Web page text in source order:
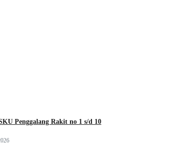
Penggalang Rakit no 1 s/d 10